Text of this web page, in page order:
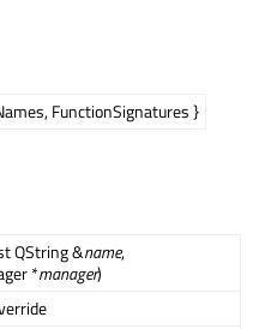
FunctionSignatures }
QString &name,
*manager)